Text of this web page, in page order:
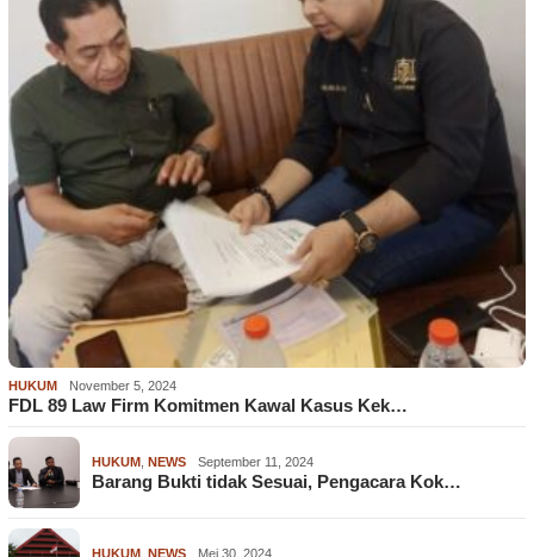
HUKUM November 5, 2024
FDL 89 Law Firm Komitmen Kawal Kasus Kek…
HUKUM NEWS September 11, 2024
Barang Bukti tidak Sesuai, Pengacara Kok…
HUKUM NEWS Mei 30, 2024